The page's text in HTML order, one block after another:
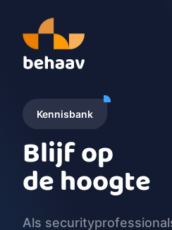
Kennisbank
Blijf op
de hoogte
Als